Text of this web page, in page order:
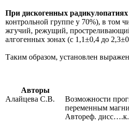
При дискогенных радикулопатиях
контрольной группе у 70%), в том
жгучий, режущий, простреливающий
алгогенных зонах (с 1,1±0,4 до
Таким образом, установлен
Авторы
Алайцева С.В.
Возможности
переменным
Автореф.